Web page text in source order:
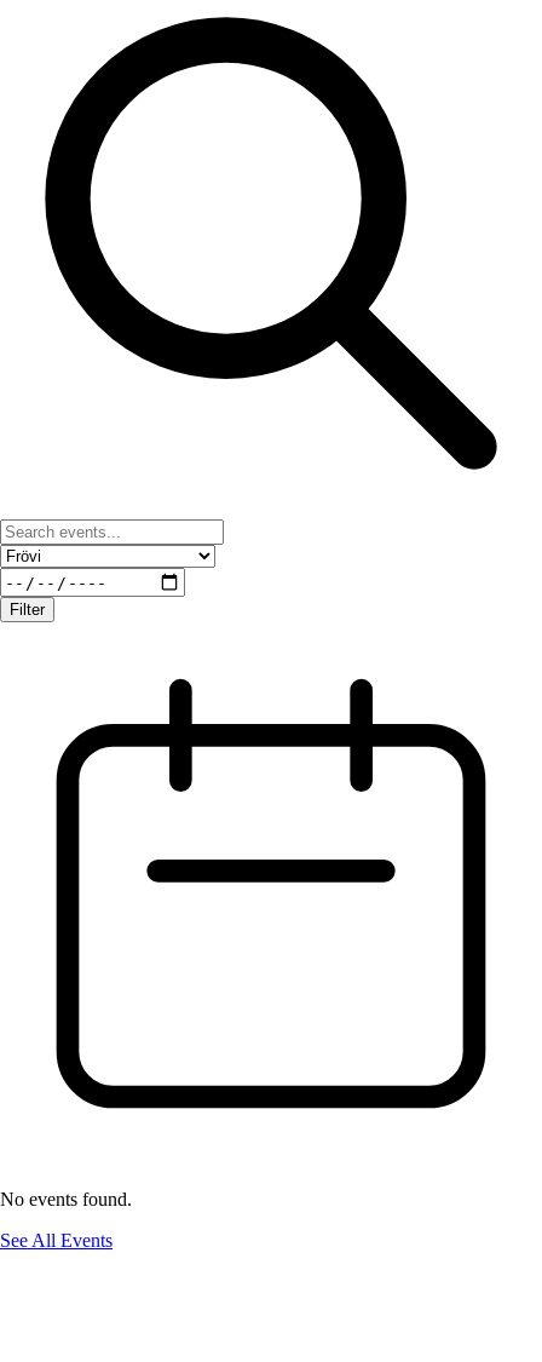
Filter
No events found.
See All Events